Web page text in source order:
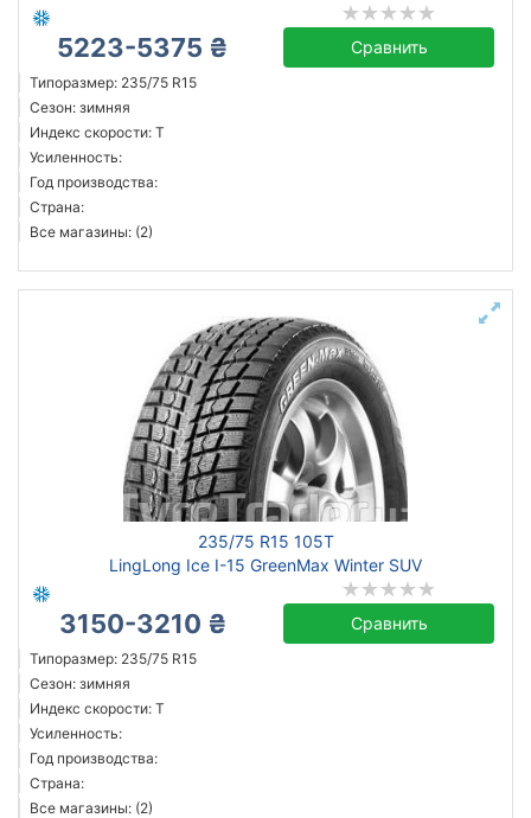
5223-5375 ₴ Сравнить
Типоразмер: 235/75 R15
Сезон: зимняя
Индекс скорости: T
Усиленность:
Год производства:
Страна:
Все магазины: (2)
235/75 R15 105T
LingLong Ice I-15 GreenMax Winter SUV
3150-3210 ₴ Сравнить
Типоразмер: 235/75 R15
Сезон: зимняя
Индекс скорости: T
Усиленность:
Год производства:
Страна:
Все магазины: (2)